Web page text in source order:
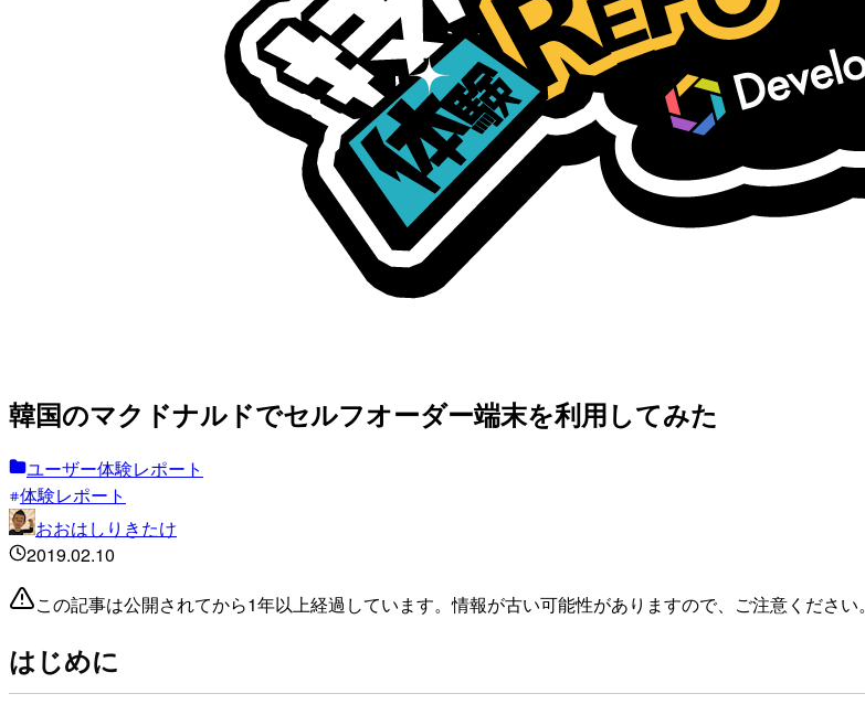
韓国のマクドナルドでセルフオーダー端末を利用してみた
ユーザー体験レポート
体験レポート
おおはしりきたけ
2019.02.10
この記事は公開されてから1年以上経過しています。情報が古い可能性がありますので、ご注意ください。
はじめに